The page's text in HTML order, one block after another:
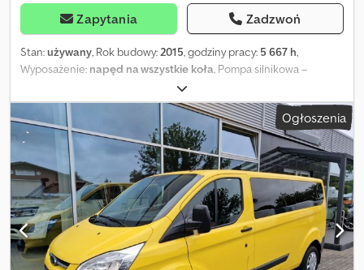
Zapytania Zadzwoń
Stan:używany, Rok budowy: 2015, godziny pracy: 5 667 h,
Wyposażenie: napęd na wszystkie koła , Pompa silnikowa –
wszystko w porządku! Cedpev A Sbtjfx Ahyeha Wszelkie
informacje bez gwarancji! Lokalizacja: 5662 Hauserdorf, Bacherstr.
1
Ogłoszenia